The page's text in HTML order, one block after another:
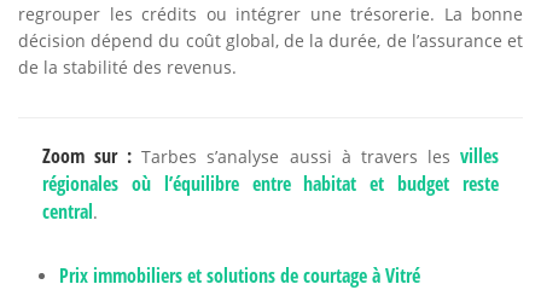
regrouper les crédits ou intégrer une trésorerie. La bonne
décision dépend du coût global, de la durée, de l’assurance et
de la stabilité des revenus.
Zoom sur : Tarbes s’analyse aussi à travers lesvilles
régionales où l’équilibre entre habitat et budget reste
central.
Prix immobiliers et solutions de courtage à Vitré